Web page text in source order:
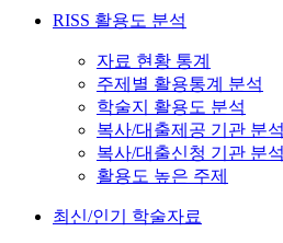
RISS 활용도 분석
자료 현황 통계
주제별 활용통계 분석
학술지 활용도 분석
복사/대출제공 기관 분석
복사/대출신청 기관 분석
활용도 높은 주제
최신/인기 학술자료